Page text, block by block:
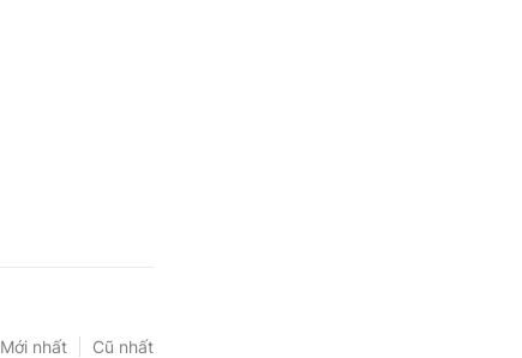
Mới nhất Cũ nhất